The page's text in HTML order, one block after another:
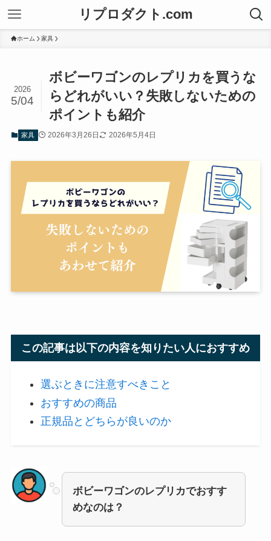
リプロダクト.com
ホーム 家具
ボビーワゴンのレプリカを買うな
らどれがいい？失敗しないための
ポイントも紹介
2026
5/04
家具 2026年3月26日 2026年5月4日
この記事は以下の内容を知りたい人におすすめ
選ぶときに注意すべきこと
おすすめの商品
正規品とどちらが良いのか
ボビーワゴンのレプリカでおすす
めなのは？